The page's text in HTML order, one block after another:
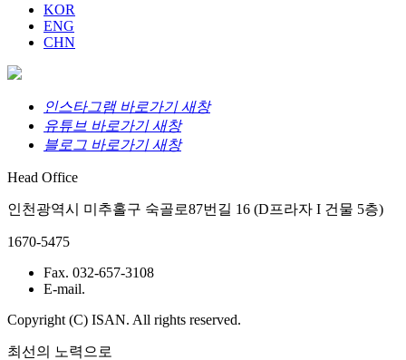
KOR
ENG
CHN
인스타그램 바로가기 새창
유튜브 바로가기 새창
블로그 바로가기 새창
Head Office
인천광역시 미추홀구 숙골로87번길 16 (D프라자 I 건물 5층)
1670-5475
Fax. 032-657-3108
E-mail.
Copyright (C) ISAN. All rights reserved.
최선의 노력으로